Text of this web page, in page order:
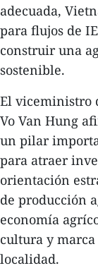
adecuada,
para flujos de
construir una
sostenible.
El viceministro
Vo Van Hung
un pilar
para atraer
orientación
de producción
economía
cultura y
localidad.